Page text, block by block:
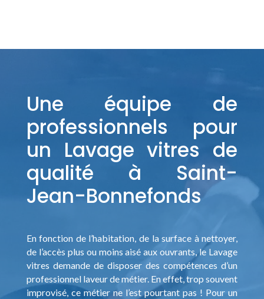
Une équipe de
professionnels pour
un Lavage vitres de
qualité à Saint-
Jean-Bonnefonds
En fonction de l’habitation, de la surface à nettoyer,
de l’accès plus ou moins aisé aux ouvrants, le Lavage
vitres demande de disposer des compétences d’un
professionnel laveur de métier. En effet, trop souvent
improvisé, ce métier ne l’est pourtant pas ! Pour un